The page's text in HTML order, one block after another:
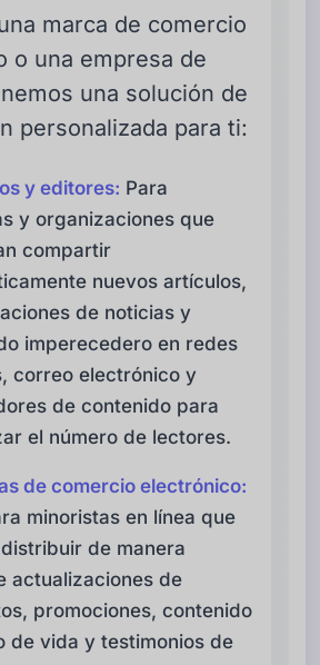
marca de comercio
o una empresa de
una solución de
personalizada para ti:
y editores: Para
y organizaciones que
compartir
nuevos artículos,
de noticias y
imperecedero en redes
correo electrónico y
de contenido para
el número de lectores.
de comercio electrónico:
minoristas en línea que
de manera
actualizaciones de
promociones, contenido
de vida y testimonios de